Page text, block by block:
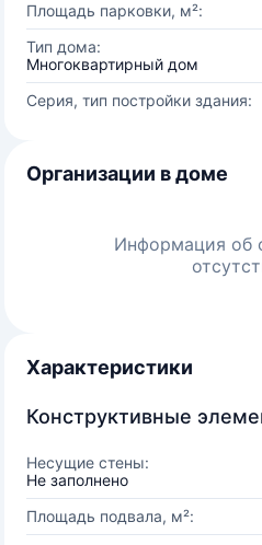
Площадь парковки, м²:
Тип дома:
Многоквартирный дом
Серия, тип постройки здания:
Организации в доме
Информация об
Характеристики
Конструктивные
Несущие стены:
Не заполнено
Площадь подвала, м²: